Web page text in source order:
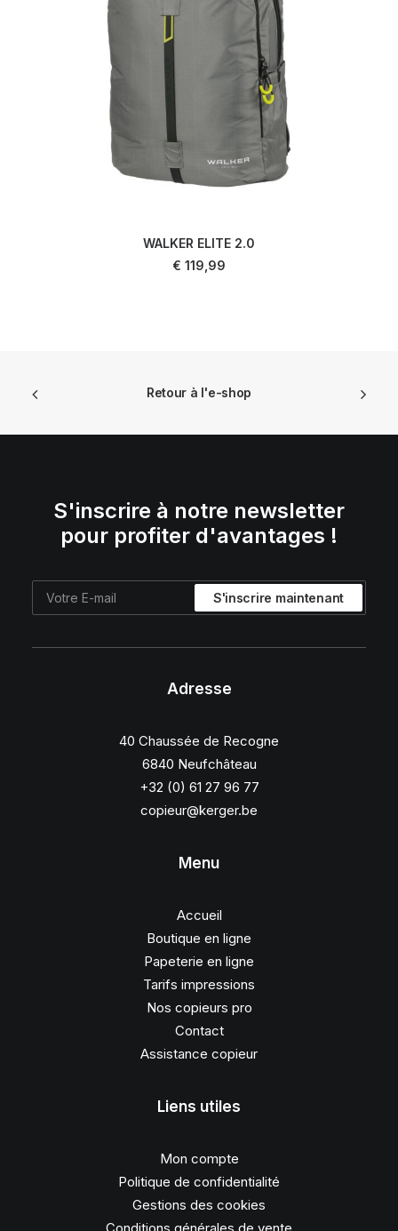
WALKER ELITE 2.0
€ 119,99
Retour à l'e-shop
S'inscrire à notre newsletter
pour profiter d'avantages !
Adresse
40 Chaussée de Recogne
6840 Neufchâteau
+32 (0) 61 27 96 77
copieur@kerger.be
Menu
Accueil
Boutique en ligne
Papeterie en ligne
Tarifs impressions
Nos copieurs pro
Contact
Assistance copieur
Liens utiles
Mon compte
Politique de confidentialité
Gestions des cookies